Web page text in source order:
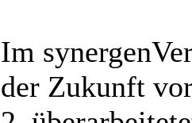
Im
der Zukunft